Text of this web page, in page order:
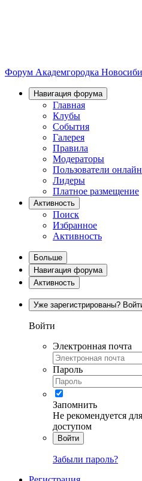
Форум Академгородка
Навигация форума
Главная
Клубы
События
Галерея
Правила
Модераторы
Пользователи онлайн
Лидеры
Платное размещение
Активность
Поиск
Избранное
Активность
Больше
Навигация форума
Активность
Уже зарегистрированы?
Войти
Электронная почта
Пароль
Запомнить
Не рекомендуется
доступом
Войти
Забыли пароль?